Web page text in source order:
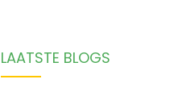
LAATSTE BLOGS